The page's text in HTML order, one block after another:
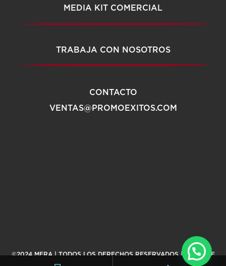
MEDIA KIT COMERCIAL
TRABAJA CON NOSOTROS
CONTACTO
VENTAS@PROMOEXITOS.COM
©2024 MERA | TODOS LOS DERECHOS RESERVADOS |
AVISO DE